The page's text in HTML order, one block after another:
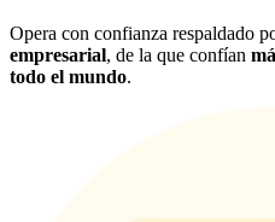
Opera con confianza respaldado
empresarial, de la que confían
todo el mundo.